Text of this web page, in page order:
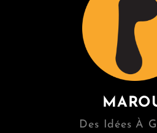
Des Idées À